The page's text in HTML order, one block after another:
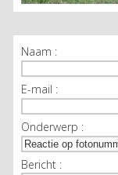
Naam :
E-mail :
Onderwerp :
Bericht :